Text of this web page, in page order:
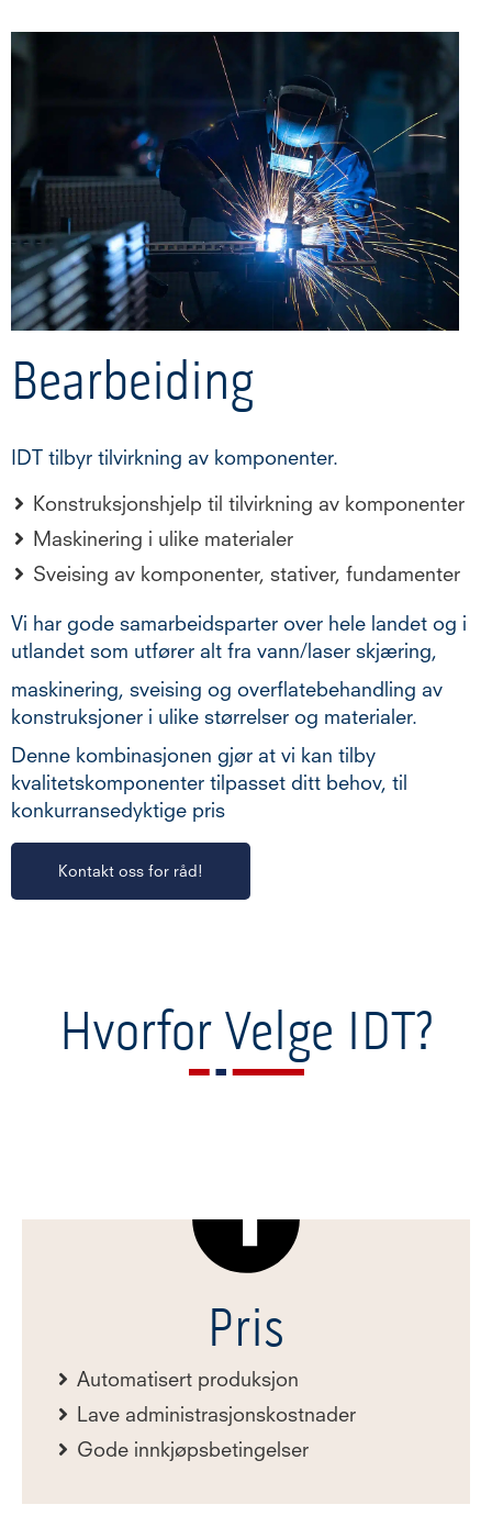
Bearbeiding
IDT tilbyr tilvirkning av komponenter.
Konstruksjonshjelp til tilvirkning av komponenter
Maskinering i ulike materialer
Sveising av komponenter, stativer, fundamenter
Vi har gode samarbeidsparter over hele landet og i
utlandet som utfører alt fra vann/laser skjæring,
maskinering, sveising og overflatebehandling av
konstruksjoner i ulike størrelser og materialer.
Denne kombinasjonen gjør at vi kan tilby
kvalitetskomponenter tilpasset ditt behov, til
konkurransedyktige pris
Kontakt oss for råd!
Hvorfor Velge IDT?
Pris
Automatisert produksjon
Lave administrasjonskostnader
Gode innkjøpsbetingelser